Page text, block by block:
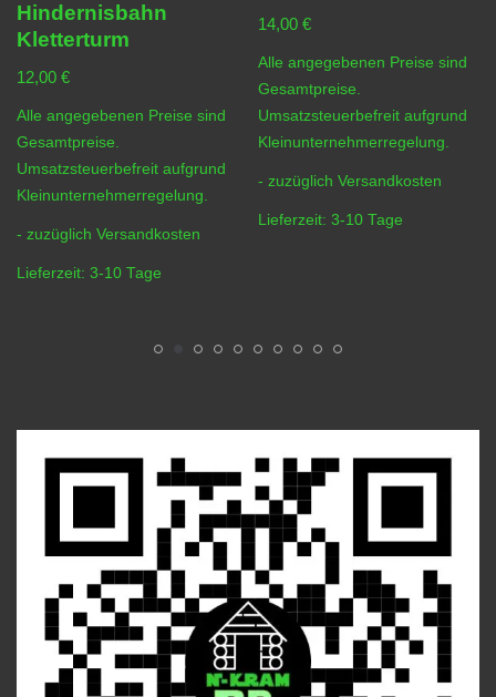
Hindernisbahn
Kletterturm
12,00 €
Alle angegebenen Preise sind
Gesamtpreise.
Umsatzsteuerbefreit aufgrund
Kleinunternehmerregelung.
- zuzüglich Versandkosten
Lieferzeit: 3-10 Tage
14,00 €
Alle angegebenen Preise sind
Gesamtpreise.
Umsatzsteuerbefreit aufgrund
Kleinunternehmerregelung.
- zuzüglich Versandkosten
Lieferzeit: 3-10 Tage